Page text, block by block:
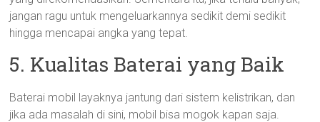
jangan ragu untuk mengeluarkannya sedikit demi sedikit
hingga mencapai angka yang tepat.
5. Kualitas Baterai yang Baik
Baterai mobil layaknya jantung dari sistem kelistrikan, dan
jika ada masalah di sini, mobil bisa mogok kapan saja.